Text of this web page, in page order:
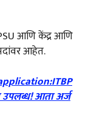
PSU आणि केंद्र आणि
आहेत.
उपलब्ध! आता अर्ज